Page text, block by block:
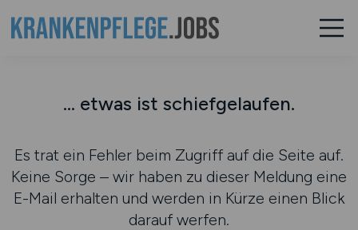
... etwas ist schiefgelaufen.
Es trat ein Fehler beim Zugriff auf die Seite auf.
Keine Sorge – wir haben zu dieser Meldung eine
E-Mail erhalten und werden in Kürze einen Blick
darauf werfen.